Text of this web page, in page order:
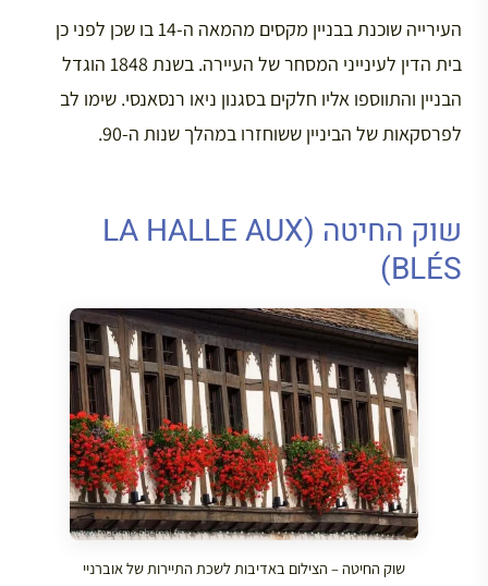
העירייה שוכנת בבניין מקסים מהמאה ה-14 בו שכן לפני כן
בית הדין לעינייני המסחר של העיירה. בשנת 1848 הוגדל
הבניין והתווספו אליו חלקים בסגנון ניאו רנסאנסי. שימו לב
לפרסקאות של הביניין ששוחזרו במהלך שנות ה-90.
שוק החיטה (LA HALLE AUX
BLÉS)
שוק החיטה – הצילום באדיבות לשכת התיירות של אוברניי